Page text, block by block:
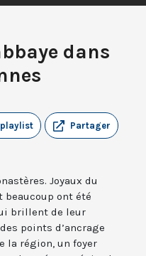
dans
Partager
Joyaux du
beaucoup ont été
brillent de leur
points d’ancrage
la région, un foyer